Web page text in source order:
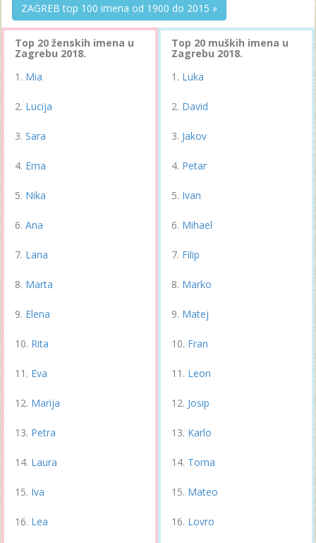
ZAGREB top 100 imena od 1900 do 2015 »
Top 20 ženskih imena u
Zagrebu 2018.
Mia
Lucija
Sara
Ema
Nika
Ana
Lana
Marta
Elena
Rita
Eva
Marija
Petra
Laura
Iva
Lea
Top 20 muških imena u
Zagrebu 2018.
Luka
David
Jakov
Petar
Ivan
Mihael
Filip
Marko
Matej
Fran
Leon
Josip
Karlo
Toma
Mateo
Lovro